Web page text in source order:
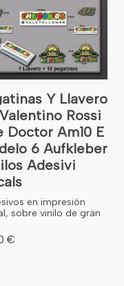
Y Llavero
Rossi
Doctor Am10 E
6 Aufkleber
Adesivi
en impresión
sobre vinilo de gran
€